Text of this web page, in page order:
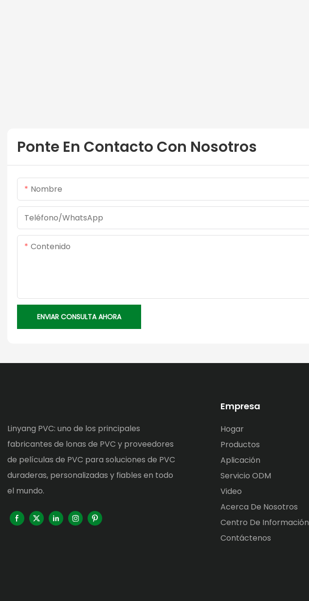
Ponte En Contacto Con Nosotros
Nombre
Teléfono/WhatsApp
Contenido
ENVIAR CONSULTA AHORA
Linyang PVC: uno de los principales
fabricantes de lonas de PVC y proveedores
de películas de PVC para soluciones de PVC
duraderas, personalizadas y fiables en todo
el mundo.
Empresa
Hogar
Productos
Aplicación
Servicio ODM
Video
Acerca De Nosotros
Centro De Información
Contáctenos